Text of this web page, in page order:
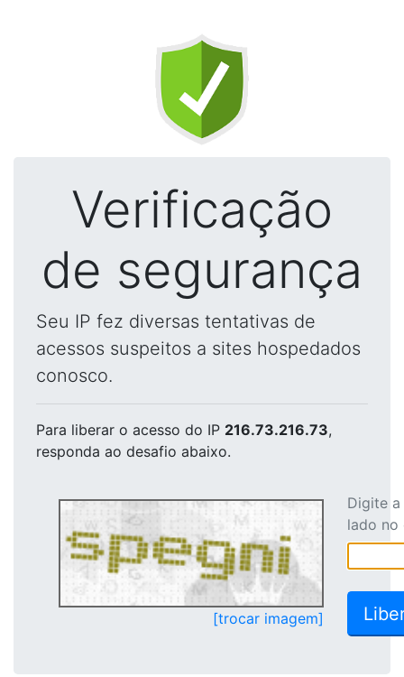
Verificação
de segurança
Seu IP fez diversas tentativas de
acessos suspeitos a sites hospedados
conosco.
Para liberar o acesso do IP 216.73.216.73,
responda ao desafio abaixo.
[trocar imagem]
Digite
lado no